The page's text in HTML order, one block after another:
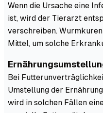
Wenn die Ursache eine
ist, wird der Tierarzt
verschreiben.
Mittel, um solche
Bei
Umstellung der
wird in solchen Fällen